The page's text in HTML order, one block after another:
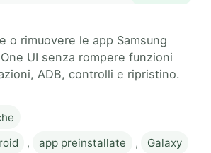
o rimuovere le app Samsung
UI senza rompere funzioni
ADB, controlli e ripristino.
, app preinstallate ,
Galaxy